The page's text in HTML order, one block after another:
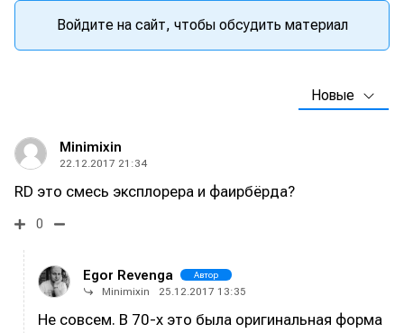
Войдите на сайт, чтобы обсудить материал
Новые
Minimixin
22.12.2017 21:34
RD это смесь эксплорера и фаирбёрда?
0
Egor Revenga Автор
Minimixin 25.12.2017 13:35
Не совсем. В 70-х это была оригинальная форма